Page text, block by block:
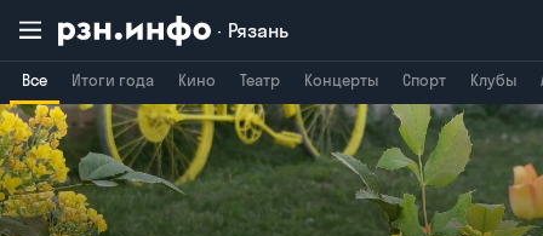
Рязань
Все Итоги года Кино Театр Концерты Спорт Клубы
Владимир Брянск